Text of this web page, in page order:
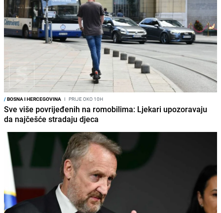
/BOSNA I HERCEGOVINA I PRIJE OKO 10H
Sve više povrijeđenih na romobilima: Ljekari upozoravaju
da najčešće stradaju djeca